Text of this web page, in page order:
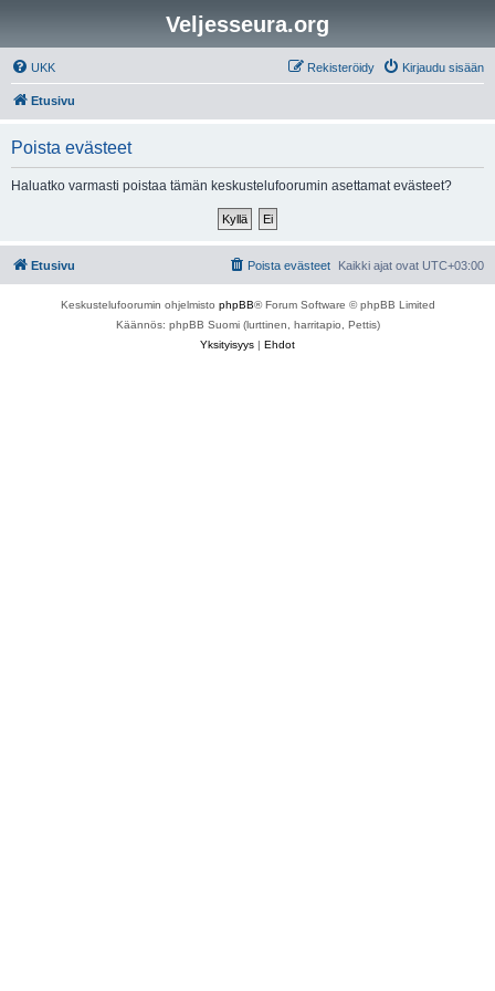
Veljesseura.org
UKK Kirjaudu sisään
Rekisteröidy
Etusivu
Poista evästeet
Haluatko varmasti poistaa tämän keskustelufoorumin asettamat evästeet?
Etusivu Kaikki ajat ovat UTC+03:00
Poista evästeet
Keskustelufoorumin ohjelmisto phpBB® Forum Software © phpBB Limited
Käännös: phpBB Suomi (lurttinen, harritapio, Pettis)
Yksityisyys | Ehdot